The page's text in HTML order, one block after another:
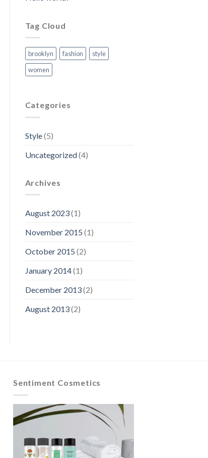
Tag Cloud
brooklyn fashion
style
women
Categories
Style(5)
Uncategorized(4)
Archives
August 2023(1)
November 2015 (1)
October 2015 (2)
January 2014(1)
December 2013(2)
August 2013(2)
Sentiment Cosmetics